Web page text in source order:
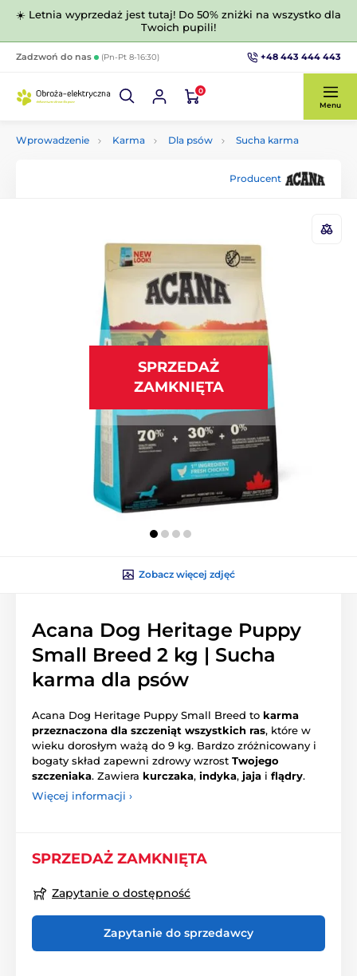
☀️ Letnia wyprzedaż jest tutaj! Do 50% zniżki na wszystko dla
Twoich pupili!
Zadzwoń do nas (Pn-Pt 8-16:30) +48 443 444 443
0
Menu
Wprowadzenie Karma Dla psów Sucha karma
Producent
SPRZEDAŻ
ZAMKNIĘTA
Zobacz więcej zdjęć
Acana Dog Heritage Puppy
Small Breed 2 kg | Sucha
karma dla psów
Acana Dog Heritage Puppy Small Breed to karma
przeznaczona dla szczeniąt wszystkich ras, które w
wieku dorosłym ważą do 9 kg. Bardzo zróżnicowany i
bogaty skład zapewni zdrowy wzrost Twojego
szczeniaka. Zawiera kurczaka, indyka, jaja i flądry.
Więcej informacji ›
SPRZEDAŻ ZAMKNIĘTA
Zapytanie o dostępność
Zapytanie do sprzedawcy